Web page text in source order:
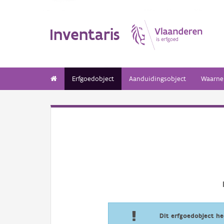
Inventaris
Erfgoedobject Aanduidingsobject
Dit erfgoedobject